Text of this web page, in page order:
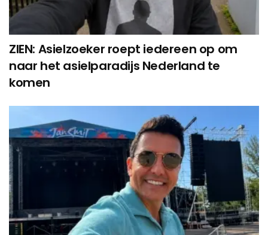
ZIEN: Asielzoeker roept iedereen op om
naar het asielparadijs Nederland te
komen